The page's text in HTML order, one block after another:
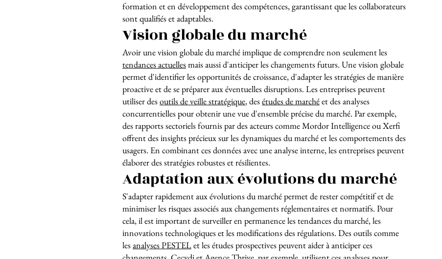
formation et en développement des compétences, garantissant que les collaborateurs
sont qualifiés et adaptables.
Vision globale du marché
Avoir une vision globale du marché implique de comprendre non seulement les
tendances actuellesmais aussi d'anticiper les changements futurs. Une vision globale
permet d'identifier les opportunités de croissance, d'adapter les stratégies de manière
proactive et de se préparer aux éventuelles disruptions. Les entreprises peuvent
utiliser desoutils de veille stratégique, desétudes de marchéet des analyses
concurrentielles pour obtenir une vue d'ensemble précise du marché. Par exemple,
des rapports sectoriels fournis par des acteurs comme Mordor Intelligence ou Xerfi
offrent des insights précieux sur les dynamiques du marché et les comportements des
usagers. En combinant ces données avec une analyse interne, les entreprises peuvent
élaborer des stratégies robustes et résilientes.
Adaptation aux évolutions du marché
S'adapter rapidement aux évolutions du marché permet de rester compétitif et de
minimiser les risques associés aux changements réglementaires et normatifs. Pour
cela, il est important de surveiller en permanence les tendances du marché, les
innovations technologiques et les modifications des régulations. Des outils comme
lesanalyses PESTELet les études prospectives peuvent aider à anticiper ces